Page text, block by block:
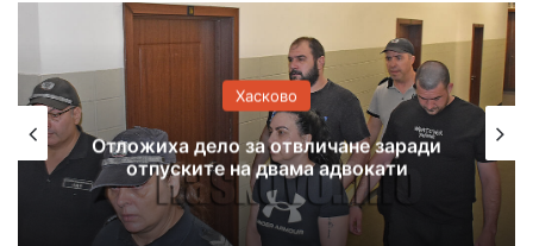
Хасково
Отстраняват аварии в Хасково,
Свиленград и по селата